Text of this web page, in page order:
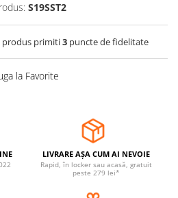
S19SST2
produs primiti3 puncte de fidelitate
la Favorite
LIVRARE AȘA CUM AI NEVOIE
Rapid, în locker sau acasă, gratuit
peste 279 lei*